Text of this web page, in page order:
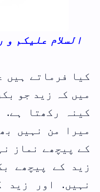
السلام علیکم
کیا فرماتے ہیں
میں کہ زید جو
کینہ رکھتا ہے.
میرا من نہیں
کے پیچھے نماز
زید کے پیچھے
نہیں. اور زید